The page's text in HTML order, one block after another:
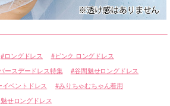
ロングドレス ピンク ロングドレス
ースデードレス特集 谷間魅せロングドレス
イベントドレス みりちゃむちゃん着用
せロングドレス